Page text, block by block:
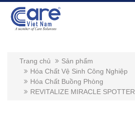
Trang chủ
Sản phẩm
Hóa Chất Vệ Sinh Công Nghiệp
Hóa Chất Buồng Phòng
REVITALIZE MIRACLE SPOTTER